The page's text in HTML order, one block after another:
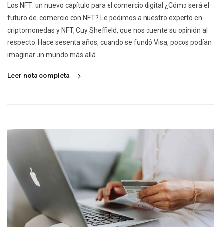
Los NFT: un nuevo capítulo para el comercio digital ¿Cómo será el
futuro del comercio con NFT? Le pedimos a nuestro experto en
criptomonedas y NFT, Cuy Sheffield, que nos cuente su opinión al
respecto. Hace sesenta años, cuando se fundó Visa, pocos podían
imaginar un mundo más allá...
Leer nota completa